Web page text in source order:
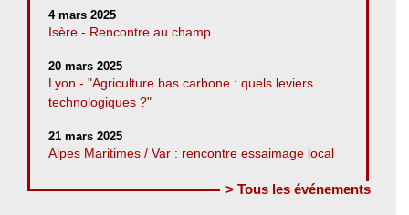
4 mars 2025
Isère - Rencontre au champ
20 mars 2025
Lyon - "Agriculture bas carbone : quels leviers
technologiques ?"
21 mars 2025
Alpes Maritimes / Var : rencontre essaimage local
> Tous les événements